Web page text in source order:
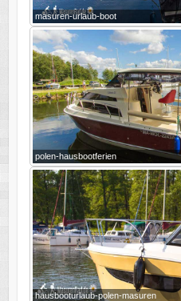
masuren-urlaub-boot
polen-hausbootferien
hausbooturlaub-polen-masuren